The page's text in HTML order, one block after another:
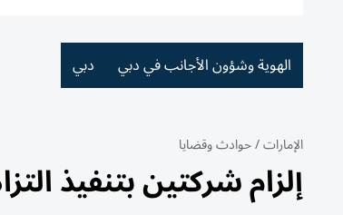
الهوية وشؤون الأجانب في دبي دبي
الإمارات/حوادث وقضايا
إلزام شركتين بتنفيذ